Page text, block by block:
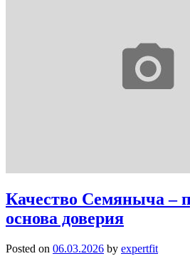
Качество Семяныча –
основа доверия
Posted on 06.03.2026 by expertfit